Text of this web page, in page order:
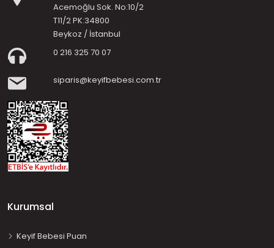
Acemoğlu Sok. No:10/2
T11/2 PK:34800
Beykoz / İstanbul
0 216 325 70 07
siparis@keyifbebesi.com.tr
Kurumsal
Keyif Bebesi Puan